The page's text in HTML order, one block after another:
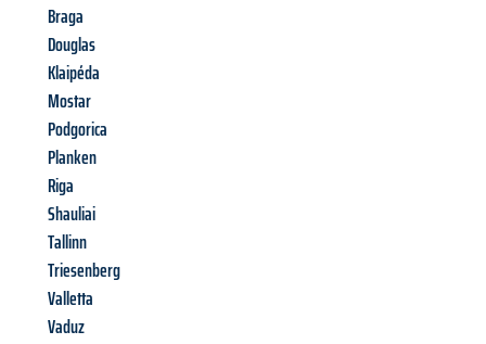
Braga
Douglas
Klaipéda
Mostar
Podgorica
Planken
Riga
Shauliai
Tallinn
Triesenberg
Valletta
Vaduz